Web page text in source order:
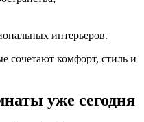
интерьеров.
сочетают комфорт, стиль и
уже сегодня